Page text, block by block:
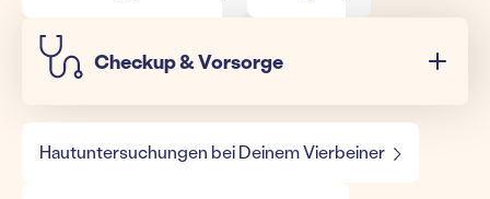
Checkup & Vorsorge
Hautuntersuchungen bei Deinem Vierbeiner